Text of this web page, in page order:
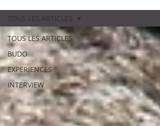
TOUS LES ARTICLES
BUDO
EXPERIENCES
INTERVIEW